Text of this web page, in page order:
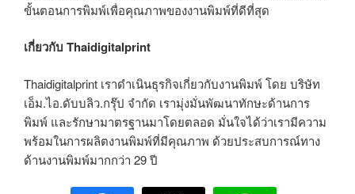
ขั้นตอนการพิมพ์เพื่อคุณภาพของงานพิมพ์ที่ดีที่สุด
เกี่ยวกับ Thaidigitalprint
Thaidigitalprint เราดำเนินธุรกิจเกี่ยวกับงานพิมพ์ โดย บริษัท
เอ็ม.ไอ.ดับบลิว.กรุ๊ป จำกัด เรามุ่งมั่นพัฒนาทักษะด้านการ
พิมพ์ และรักษามาตรฐานมาโดยตลอด มั่นใจได้ว่าเรามีความ
พร้อมในการผลิตงานพิมพ์ที่มีคุณภาพ ด้วยประสบการณ์ทาง
ด้านงานพิมพ์มากกว่า 29 ปี